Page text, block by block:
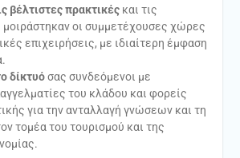
βέλτιστες πρακτικέςκαι τις
μοιράστηκαν οι συμμετέχουσες χώρες
επιχειρήσεις, με ιδιαίτερη έμφαση
δίκτυόσας συνδεόμενοι με
του κλάδου και φορείς
για την ανταλλαγή γνώσεων και τη
τομέα του τουρισμού και της